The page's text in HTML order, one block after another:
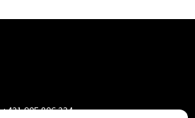
+421 905 806 234